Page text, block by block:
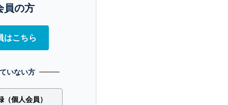
員の方
はこちら
いない方
個人会員）